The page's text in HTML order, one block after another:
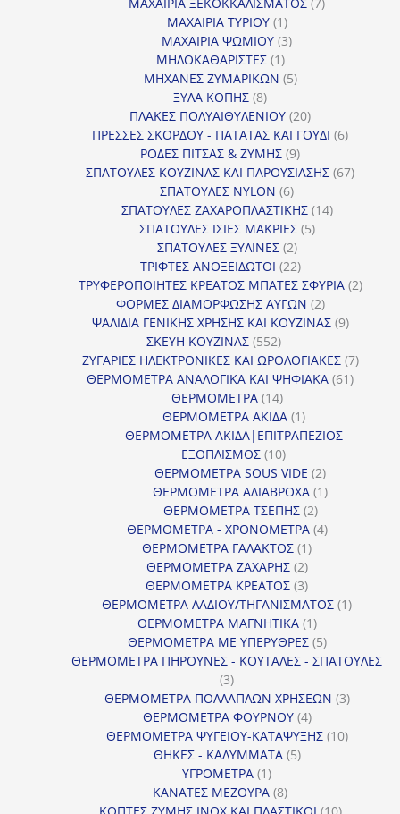
ΜΑΧΑΙΡΙΑ ΤΥΡΙΟΥ 11
προϊόν
ΜΑΧΑΙΡΙΑ ΨΩΜΙΟΥ 33
ΜΗΛΟΚΑΘΑΡΙΣΤΕΣ 11
προϊόν
ΜΗΧΑΝΕΣ ΖΥΜΑΡΙΚΩΝ 55
ΞΥΛΑ ΚΟΠΗΣ 88
προϊόντα
ΠΛΑΚΕΣ ΠΟΛΥΑΙΘΥΛΕΝΙΟΥ 2020
προϊόντα
ΠΡΕΣΣΕΣ ΣΚΟΡΔΟΥ - ΠΑΤΑΤΑΣ ΚΑΙ ΓΟΥΔΙ 66
ΡΟΔΕΣ ΠΙΤΣΑΣ & ΖΥΜΗΣ 99
προϊόντα
ΣΠΑΤΟΥΛΕΣ ΚΟΥΖΙΝΑΣ ΚΑΙ ΠΑΡΟΥΣΙΑΣΗΣ 6767
ΣΠΑΤΟΥΛΕΣ NYLON 66
προϊόντα
ΣΠΑΤΟΥΛΕΣ ΖΑΧΑΡΟΠΛΑΣΤΙΚΗΣ 1414
ΣΠΑΤΟΥΛΕΣ ΙΣΙΕΣ ΜΑΚΡΙΕΣ 55
ΣΠΑΤΟΥΛΕΣ ΞΥΛΙΝΕΣ 22
προϊόντα
ΤΡΙΦΤΕΣ ΑΝΟΞΕΙΔΩΤΟΙ 2222
προϊόντα
ΤΡΥΦΕΡΟΠΟΙΗΤΕΣ ΚΡΕΑΤΟΣ ΜΠΑΤΕΣ ΣΦΥΡΙΑ 22
ΦΟΡΜΕΣ ΔΙΑΜΟΡΦΩΣΗΣ ΑΥΓΩΝ 22
προϊόντα
ΨΑΛΙΔΙΑ ΓΕΝΙΚΗΣ ΧΡΗΣΗΣ ΚΑΙ ΚΟΥΖΙΝΑΣ 99
ΣΚΕΥΗ ΚΟΥΖΙΝΑΣ 552552
προϊόντα
ΖΥΓΑΡΙΕΣ ΗΛΕΚΤΡΟΝΙΚΕΣ ΚΑΙ ΩΡΟΛΟΓΙΑΚΕΣ 77
ΘΕΡΜΟΜΕΤΡΑ ΑΝΑΛΟΓΙΚΑ ΚΑΙ ΨΗΦΙΑΚΑ 6161
ΘΕΡΜΟΜΕΤΡΑ 1414
προϊόντα
ΘΕΡΜΟΜΕΤΡΑ ΑΚΙΔΑ 11
προϊόν
ΘΕΡΜΟΜΕΤΡΑ ΑΚΙΔΑ|ΕΠΙΤΡΑΠΕΖΙΟΣ
ΕΞΟΠΛΙΣΜΟΣ 1010
προϊόντα
ΘΕΡΜΟΜΕΤΡΑ SOUS VIDE 22
προϊόντα
ΘΕΡΜΟΜΕΤΡΑ ΑΔΙΑΒΡΟΧΑ 11
ΘΕΡΜΟΜΕΤΡΑ ΤΣΕΠΗΣ 22
προϊόντα
ΘΕΡΜΟΜΕΤΡΑ - ΧΡΟΝΟΜΕΤΡΑ 44
ΘΕΡΜΟΜΕΤΡΑ ΓΑΛΑΚΤΟΣ 11
προϊόν
ΘΕΡΜΟΜΕΤΡΑ ΖΑΧΑΡΗΣ 22
προϊόντα
ΘΕΡΜΟΜΕΤΡΑ ΚΡΕΑΤΟΣ 33
προϊόντα
ΘΕΡΜΟΜΕΤΡΑ ΛΑΔΙΟΥ/ΤΗΓΑΝΙΣΜΑΤΟΣ 11
ΘΕΡΜΟΜΕΤΡΑ ΜΑΓΝΗΤΙΚΑ 11
προϊόν
ΘΕΡΜΟΜΕΤΡΑ ΜΕ ΥΠΕΡΥΘΡΕΣ 55
προϊόντα
ΘΕΡΜΟΜΕΤΡΑ ΠΗΡΟΥΝΕΣ - ΚΟΥΤΑΛΕΣ - ΣΠΑΤΟΥΛΕΣ
33
προϊόντα
ΘΕΡΜΟΜΕΤΡΑ ΠΟΛΛΑΠΛΩΝ ΧΡΗΣΕΩΝ 33
ΘΕΡΜΟΜΕΤΡΑ ΦΟΥΡΝΟΥ 44
προϊόντα
ΘΕΡΜΟΜΕΤΡΑ ΨΥΓΕΙΟΥ-ΚΑΤΑΨΥΞΗΣ 1010
ΘΗΚΕΣ - ΚΑΛΥΜΜΑΤΑ 55
ΥΓΡΟΜΕΤΡΑ 11
προϊόν
ΚΑΝΑΤΕΣ ΜΕΖΟΥΡΑ 88
προϊόντα
ΚΟΠΤΕΣ ΖΥΜΗΣ INOX ΚΑΙ ΠΛΑΣΤΙΚΟΙ 1010